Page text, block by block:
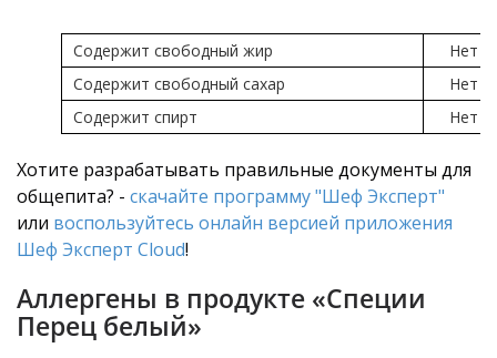
Содержит свободный жир
Нет
Содержит свободный сахар
Нет
Содержит спирт
Нет
Хотите разрабатывать правильные документы для
общепита? - скачайте программу "Шеф Эксперт"
или воспользуйтесь онлайн версией приложения
Шеф Эксперт Cloud!
Аллергены в продукте «Специи
Перец белый»